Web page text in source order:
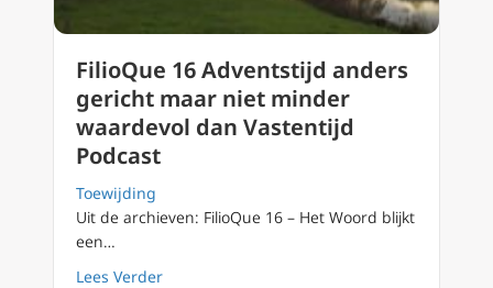
FilioQue 16 Adventstijd anders
gericht maar niet minder
waardevol dan Vastentijd
Podcast
Toewijding
Uit de archieven: FilioQue 16 – Het Woord blijkt
een…
Lees Verderabout FilioQue 16 Adventstijd anders